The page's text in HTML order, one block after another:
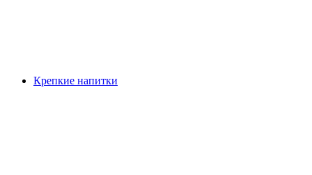
Крепкие напитки